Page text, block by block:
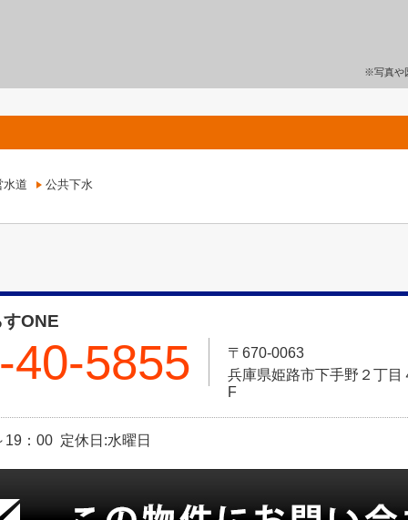
※写真や
水道 公共下水
ONE
40-5855
〒670-0063
兵庫県姫路市下手野２丁
F
19：00 定休日:水曜日